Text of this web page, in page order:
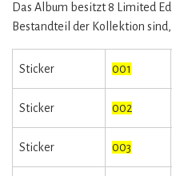
Das Album besitzt 8 Limited
Bestandteil der Kollektion
Sticker 001
Sticker 002
Sticker 003